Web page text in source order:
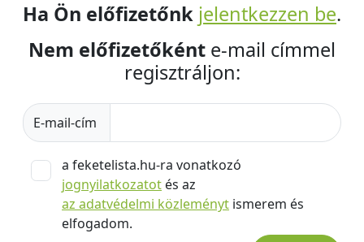
Ha Ön előfizetőnk jelentkezzen be.
Nem előfizetőként e-mail címmel
regisztráljon:
E-mail-cím
a feketelista.hu-ra vonatkozó
jognyilatkozatot és az
az adatvédelmi közleményt ismerem és
elfogadom.